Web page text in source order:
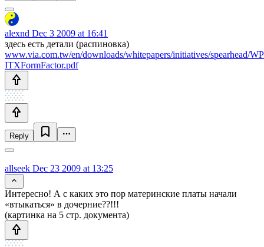
alexnd Dec 3 2009 at 16:41
здесь есть детали (распиновка)
www.via.com.tw/en/downloads/whitepapers/initiatives/spearhead/
ITXFormFactor.pdf
Reply
allseek Dec 23 2009 at 13:25
Интересно! А с каких это пор материнские платы начали
«втыкаться» в дочерние??!!!
(картинка на 5 стр. документа)